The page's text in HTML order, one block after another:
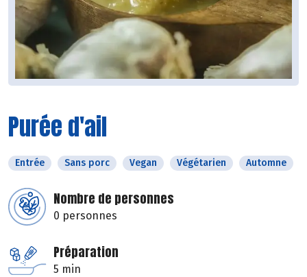
Purée d'ail
Entrée Sans porc Vegan Végétarien Automne
Nombre de personnes
0 personnes
Préparation
5 min